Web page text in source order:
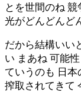
とを世間のね
光がどんどんど
だから結構いい
い まあね 可能
ていうのも 日本
搾取されてきて